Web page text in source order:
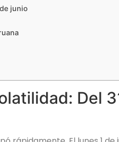
junio
Del